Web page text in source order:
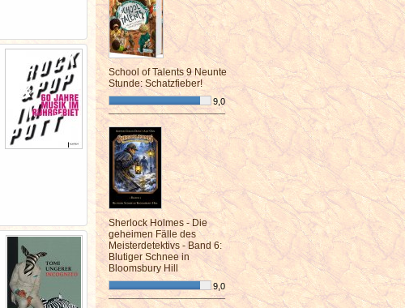
School of Talents 9 Neunte
Stunde: Schatzfieber!
9,0
¯¯¯¯¯¯¯¯¯¯¯¯¯¯¯¯¯¯¯¯¯¯¯¯
Sherlock Holmes - Die
geheimen Fälle des
Meisterdetektivs - Band 6:
Blutiger Schnee in
Bloomsbury Hill
9,0
¯¯¯¯¯¯¯¯¯¯¯¯¯¯¯¯¯¯¯¯¯¯¯¯